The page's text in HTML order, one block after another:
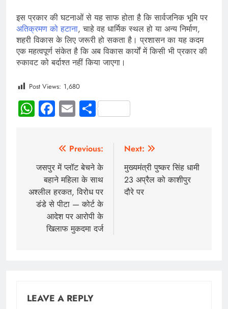
इस प्रकार की घटनाओं से यह साफ होता है कि सार्वजनिक भूमि पर
अतिक्रमण को हटाना, चाहे वह धार्मिक स्थल हो या अन्य निर्माण,
शहरी विकास के लिए जरूरी हो सकता है। प्रशासन का यह कदम
एक महत्वपूर्ण संकेत है कि अब विकास कार्यों में किसी भी प्रकार की
रुकावट को बर्दाश्त नहीं किया जाएगा।
Post Views: 1,680
WhatsApp
Facebook
EmailShare
Previous:
जसपुर में प्लॉट बेचने के
बहाने महिला के साथ
अश्लील हरकत, विरोध पर
डंडे से पीटा — कोर्ट के
आदेश पर आरोपी के
खिलाफ मुकदमा दर्ज
Next:
मुख्यमंत्री पुष्कर सिंह धामी
23 अप्रैल को काशीपुर
दौरे पर
LEAVE A REPLY